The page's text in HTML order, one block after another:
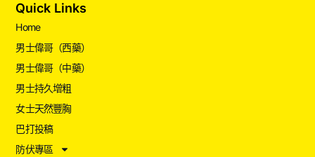
Quick Links
Home
男士偉哥（西藥）
男士偉哥（中藥）
男士持久增粗
女士天然豐胸
巴打投稿
防伏專區